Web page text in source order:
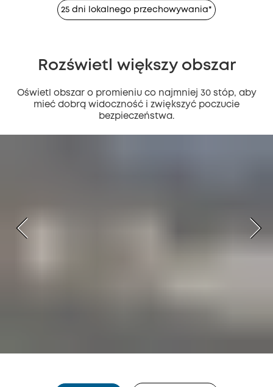
25 dni lokalnego przechowywania*
Rozświetl większy obszar
Oświetl obszar o promieniu co najmniej 30 stóp, aby
mieć dobrą widoczność i zwiększyć poczucie
bezpieczeństwa.